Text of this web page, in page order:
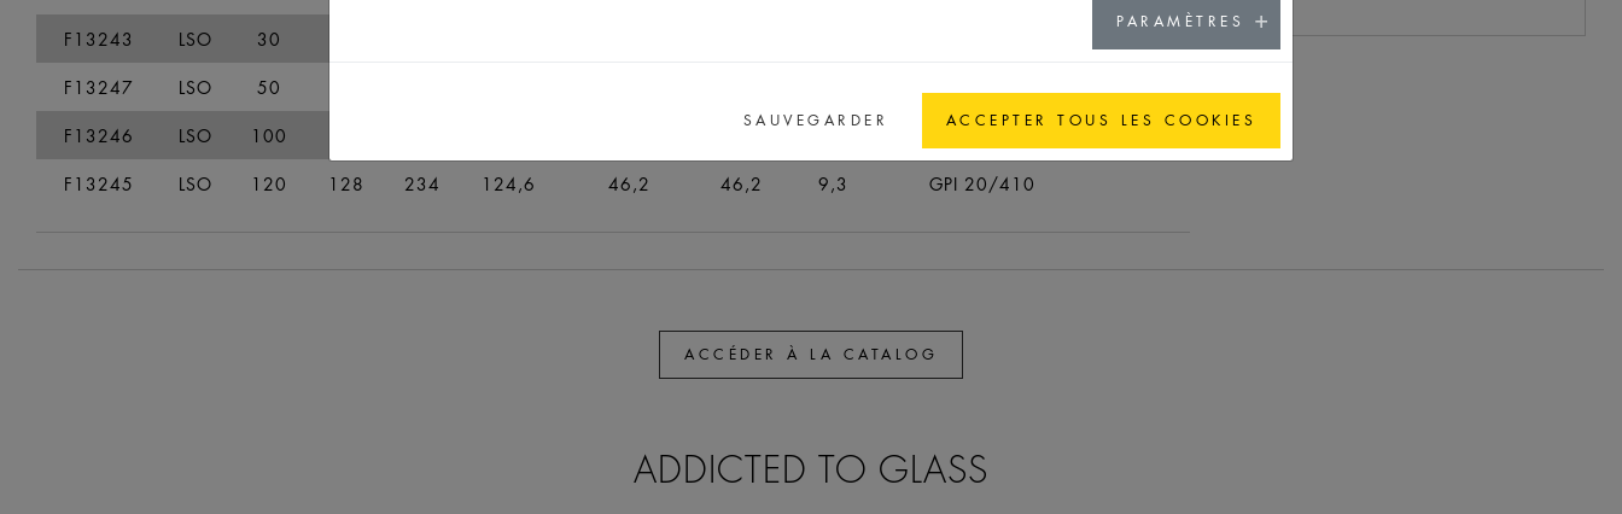
F13243 LSO 30
F13247
LSO 50
GPI 20/410
F13246
LSO 100
F13245
LSO 120 128 234 124,6 46,2 46,2 9,3 GPI 20/410
ACCÉDER À LA CATALOG
ADDICTED TO GLASS
PARAMÈTRES
SAUVEGARDER ACCEPTER TOUS LES COOKIES